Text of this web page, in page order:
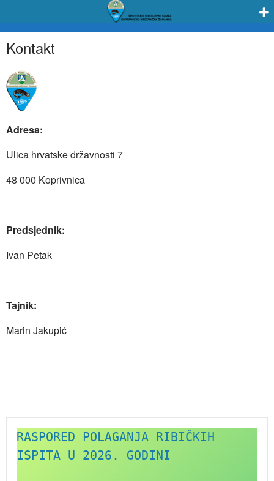
Kontakt
Adresa:
Ulica hrvatske državnosti 7
48 000 Koprivnica
Predsjednik:
Ivan Petak
Tajnik:
Marin Jakupić
RASPORED POLAGANJA RIBIČKIH
ISPITA U 2026. GODINI